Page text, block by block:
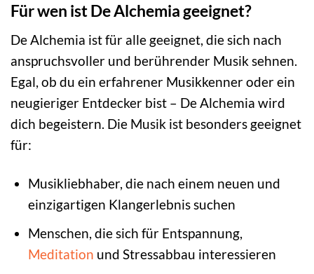
Für wen ist De Alchemia geeignet?
De Alchemia ist für alle geeignet, die sich nach
anspruchsvoller und berührender Musik sehnen.
Egal, ob du ein erfahrener Musikkenner oder ein
neugieriger Entdecker bist – De Alchemia wird
dich begeistern. Die Musik ist besonders geeignet
für:
Musikliebhaber, die nach einem neuen und
einzigartigen Klangerlebnis suchen
Menschen, die sich für Entspannung,
Meditation und Stressabbau interessieren